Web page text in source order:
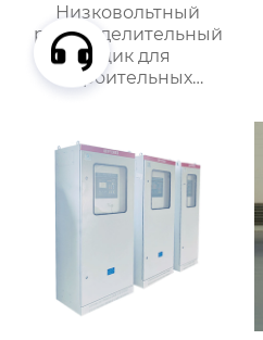
Низковольтный
распределительный
ящик для
строительных